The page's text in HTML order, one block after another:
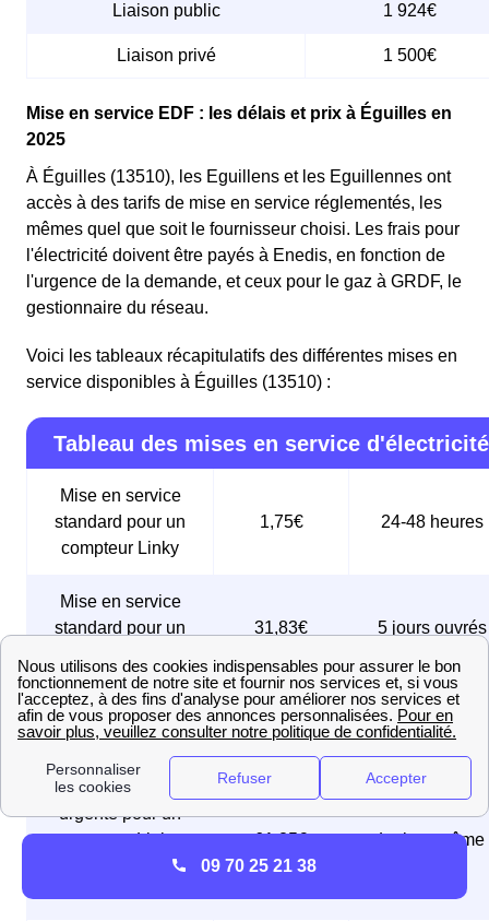
Liaison public 1 924€
Liaison privé 1 500€
Mise en service EDF : les délais et prix à Éguilles en
2025
À Éguilles (13510), les Eguillens et les Eguillennes ont
accès à des tarifs de mise en service réglementés, les
mêmes quel que soit le fournisseur choisi. Les frais pour
l'électricité doivent être payés à Enedis, en fonction de
l'urgence de la demande, et ceux pour le gaz à GRDF, le
gestionnaire du réseau.
Voici les tableaux récapitulatifs des différentes mises en
service disponibles à Éguilles (13510) :
Tableau des mises en service d'électricité
Mise en service
standard pour un
compteur Linky
1,75€ 24-48 heures
Mise en service
standard pour un
31,83€ 5 jours ouvrés
Mise en service
express
74,83€
sous 24 à 48
heures
Mise en service
urgente pour un
compteur Linky,
réalisée le jour
61,25€
Le jour même
09 70 25 21 38